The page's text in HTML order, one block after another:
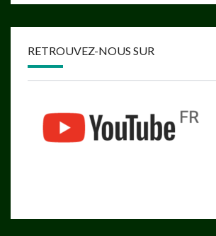
RETROUVEZ-NOUS SUR